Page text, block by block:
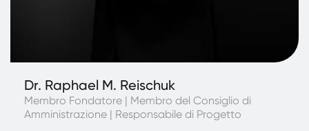
Dr. Raphael M. Reischuk
Membro Fondatore | Membro del Consiglio di
Amministrazione | Responsabile di Progetto